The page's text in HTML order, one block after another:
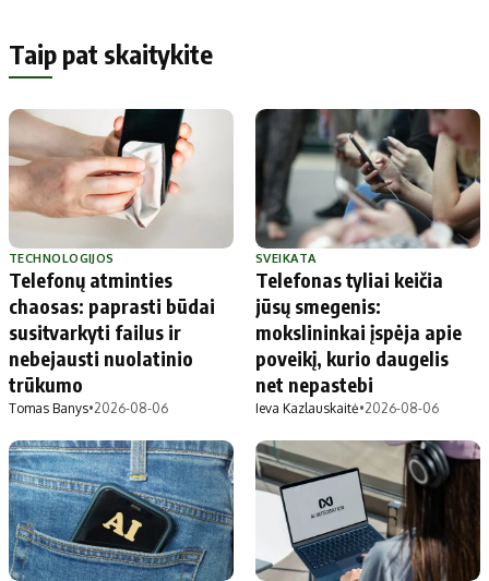
Taip pat skaitykite
TECHNOLOGIJOS
Telefonų atminties
chaosas: paprasti būdai
susitvarkyti failus ir
nebejausti nuolatinio
trūkumo
Tomas Banys•2026-08-06
SVEIKATA
Telefonas tyliai keičia
jūsų smegenis:
mokslininkai įspėja apie
poveikį, kurio daugelis
net nepastebi
Ieva Kazlauskaitė•2026-08-06